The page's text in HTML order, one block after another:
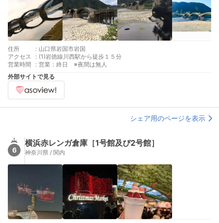
住所 : 山口県岩国市岩国
アクセス
: (1)岩徳線川西駅から徒歩１５分
営業時間
: 営業：終日 ※夜間は無人
外部サイトで見る
シェア用のページを表示
6
横浜赤レンガ倉庫［1号館及び2号館］
神奈川県 / 関内